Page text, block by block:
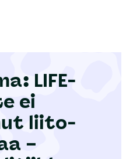
LIFE-
ei
liito-
–